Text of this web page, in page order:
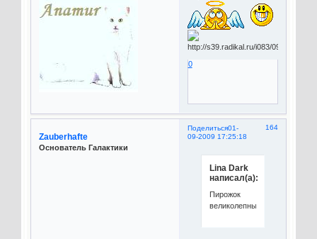
0
Поделиться 164
01-
09-2009 17:25:18
Zauberhafte
Основатель Галактики
Lina Dark
написал(а):
Пирожок
великолепный